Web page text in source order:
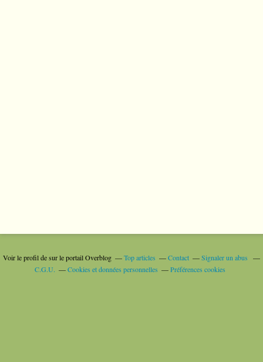
Voir le profil desur le portail Overblog Top articles Contact
Signaler un abus
C.G.U.
Cookies et données personnelles Préférences cookies